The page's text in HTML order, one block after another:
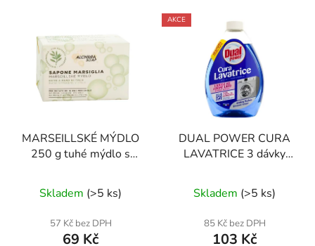
MARSEILLSKÉ MÝDLO
250 g tuhé mýdlo s
hodnocení
produktu
je
Skladem (>5 ks)
57 Kč bez DPH
69 Kč
AKCE
DUAL POWER CURA
LAVATRICE 3 dávky
Skladem (>5 ks)
85 Kč bez DPH
103 Kč